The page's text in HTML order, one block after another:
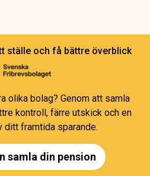
ställe och få bättre överblick
olika bolag? Genom att samla
kontroll, färre utskick och en
ditt framtida sparande.
samla din pension